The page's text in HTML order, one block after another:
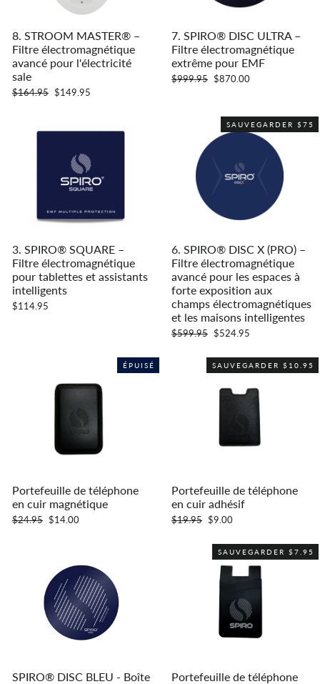
8. STROOM MASTER® –
Filtre électromagnétique
avancé pour l'électricité
sale
Prix
$164.95 Prix
$149.95
7. SPIRO® DISC ULTRA –
Filtre électromagnétique
extrême pour EMF
Prix
$999.95 Prix
$870.00
3. SPIRO® SQUARE –
Filtre électromagnétique
pour tablettes et assistants
intelligents
$114.95
SAUVEGARDER $75
6. SPIRO® DISC X (PRO) –
Filtre électromagnétique
avancé pour les espaces à
forte exposition aux
champs électromagnétiques
et les maisons intelligentes
Prix
$599.95 Prix
$524.95
ÉPUISÉ
Portefeuille de téléphone
en cuir magnétique
Prix
$24.95 Prix
$14.00
SAUVEGARDER $10.95
Portefeuille de téléphone
en cuir adhésif
Prix
$19.95 Prix
$9.00
SPIRO® DISC BLEU - Boîte
SAUVEGARDER $7.95
Portefeuille de téléphone